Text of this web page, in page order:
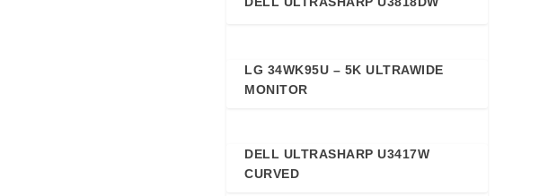
LG 34WK95U – 5K ULTRAWIDE
MONITOR
DELL ULTRASHARP U3417W
CURVED